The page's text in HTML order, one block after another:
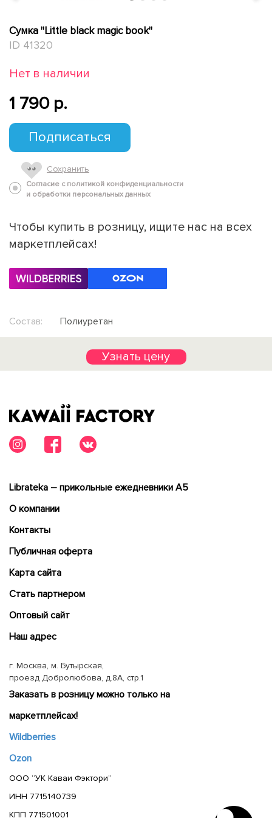
Сумка "Little black magic book"
ID 41320
Нет в наличии
1 790 p.
Подписаться
Сохранить
Согласие с политикой конфиденциальности
и обработки персональных данных
Чтобы купить в розницу, ищите нас на всех
маркетплейсах!
Состав: Полиуретан
Узнать цену
Librateka – прикольные ежедневники А5
О компании
Контакты
Публичная оферта
Карта сайта
Cтать партнером
Оптовый сайт
Наш адрес
г. Москва, м. Бутырская,
проезд Добролюбова, д.8А, стр.1
Заказать в розницу можно только на
маркетплейсах!
Wildberries
Ozon
ООО “УК Каваи Фэктори”
ИНН 7715140739
КПП 771501001